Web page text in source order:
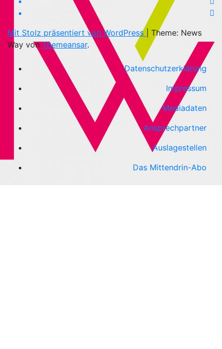
Mit Stolz präsentiert von WordPress
Theme: News
Way vonThemeansar.
Datenschutzerklärung
Impressum
Mediadaten
Ansprechpartner
Auslagestellen
Das Mittendrin-Abo